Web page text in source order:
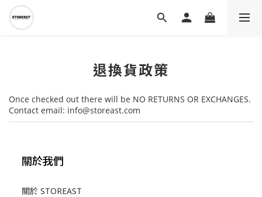
退換貨政策
Once checked out there will be NO RETURNS OR EXCHANGES.
Contact email: info@storeast.com
關於我們
關於 STOREAST